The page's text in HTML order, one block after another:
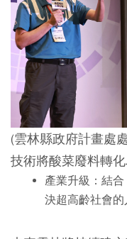
(雲林縣政府計畫處
技術將酸菜廢料轉
產業升級 ：結
決超高齡社會的